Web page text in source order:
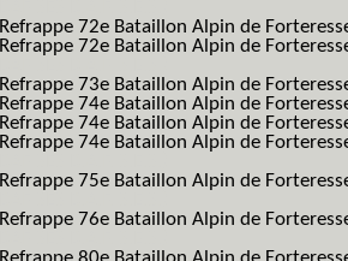
Refrappe 72e Bataillon Alpin de
Refrappe 72e Bataillon Alpin de
Refrappe 73e Bataillon Alpin de
Refrappe 74e Bataillon Alpin de
Refrappe 74e Bataillon Alpin de
Refrappe 74e Bataillon Alpin de
Refrappe 75e Bataillon Alpin de
Refrappe 76e Bataillon Alpin de